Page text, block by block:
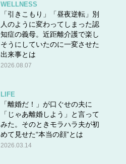
WELLNESS
「引きこもり」「昼夜逆転」別
人のように変わってしまった認
知症の義母。近距離介護で楽し
そうにしていたのに一変させた
出来事とは
2026.08.07
LIFE
「離婚だ！」が口ぐせの夫に
「じゃあ離婚しよう」と言って
みた。そのときモラハラ夫が初
めて見せた“本当の顔”とは
2026.03.14